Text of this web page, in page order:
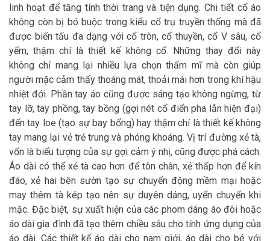
linh hoạt để tăng tính thời trang và tiện dụng. Chi tiết cổ áo
không còn bị bó buộc trong kiểu cổ trụ truyền thống mà đã
được biến tấu đa dạng với cổ tròn, cổ thuyền, cổ V sâu, cổ
yếm, thậm chí là thiết kế không cổ. Những thay đổi này
không chỉ mang lại nhiều lựa chọn thẩm mĩ mà còn giúp
người mặc cảm thấy thoáng mát, thoải mái hơn trong khí hậu
nhiệt đới. Phần tay áo cũng được sáng tạo không ngừng, từ
tay lỡ, tay phồng, tay bồng (gợi nét cổ điển pha lẫn hiện đại)
đến tay loe (tạo sự bay bổng) hay thậm chí là thiết kế không
tay mang lại vẻ trẻ trung và phóng khoáng. Vị trí đường xẻ tà,
vốn là biểu tượng của sự gợi cảm ý nhị, cũng được phá cách.
Áo dài có thể xẻ tà cao hơn để tôn chân, xẻ thấp hơn để kín
đáo, xẻ hai bên sườn tạo sự chuyển động mềm mại hoặc
may thêm tà kép tạo nên sự duyên dáng, uyển chuyển khi
mặc. Đặc biệt, sự xuất hiện của các phom dáng áo đôi hoặc
áo dài gia đình đã tạo thêm chiều sâu cho tính ứng dụng của
áo dài. Các thiết kế áo dài cho nam giới, áo dài cho bé với